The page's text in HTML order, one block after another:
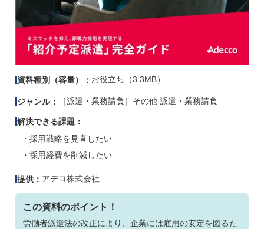
資料種別（容量）： お役立ち（3.3MB）
ジャンル： ［派遣・業務請負］その他 派遣・業務請負
解決できる課題：
採用戦略を見直したい
採用経費を削減したい
提供： アデコ株式会社
この資料のポイント！
労働者派遣法の改正により、企業には雇用の安定を図るた